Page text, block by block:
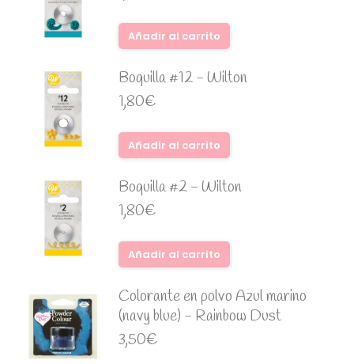
Añadir al carrito
Boquilla #12 - Wilton
1,80€
Añadir al carrito
Boquilla #2 - Wilton
1,80€
Añadir al carrito
Colorante en polvo Azul marino
(navy blue) - Rainbow Dust
3,50€